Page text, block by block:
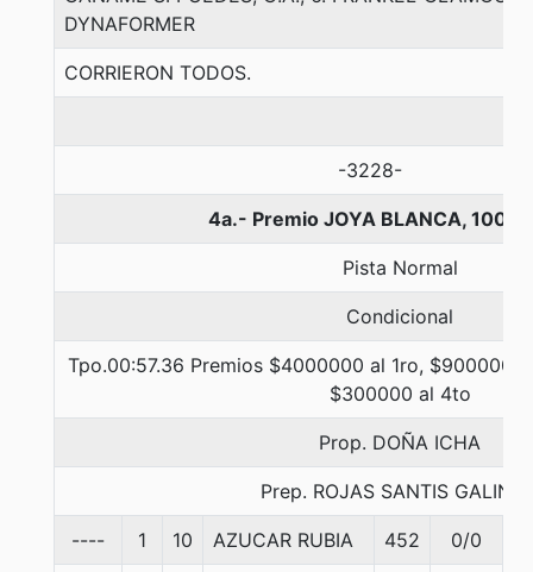
DYNAFORMER
CORRIERON TODOS.
-3228-
4a.- Premio JOYA BLANCA, 1000
Pista Normal
Condicional
Tpo.00:57.36 Premios $4000000 al 1ro, $900000
$300000 al 4to
Prop. DOÑA ICHA
Prep. ROJAS SANTIS
---- 1 10 AZUCAR RUBIA 452 0/0